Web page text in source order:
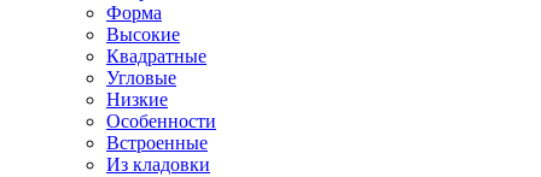
Форма
Высокие
Квадратные
Угловые
Низкие
Особенности
Встроенные
Из кладовки